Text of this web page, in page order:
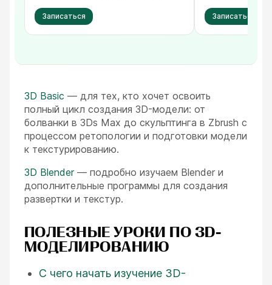
ИЛЛЮСТРАЦИЮ»‎
Записаться Записаться
3D Basic — для тех, кто хочет освоить
полный цикл создания 3D-модели: от
болванки в 3Ds Max до скульптинга в Zbrush с
процессом ретопологии и подготовки модели
к текстурированию.
3D Blender— подробно изучаем Blender и
дополнительные программы для создания
развертки и текстур.
ПОЛЕЗНЫЕ УРОКИ ПО 3D-
МОДЕЛИРОВАНИЮ
С чего начать изучение 3D-